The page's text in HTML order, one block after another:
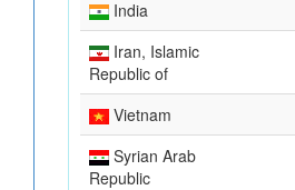
India
Iran, Islamic
Republic of
Vietnam
Syrian Arab
Republic